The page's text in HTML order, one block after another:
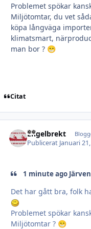
Problemet spökar
Miljötomtar, du vet
köpa långväga
klimatsmart,
man bor ? 😁
Citat
Engelbrekt
Publicerat Januari
1 minute ago
Det har gått bra, folk
Problemet spökar
Miljötomtar ? 😁